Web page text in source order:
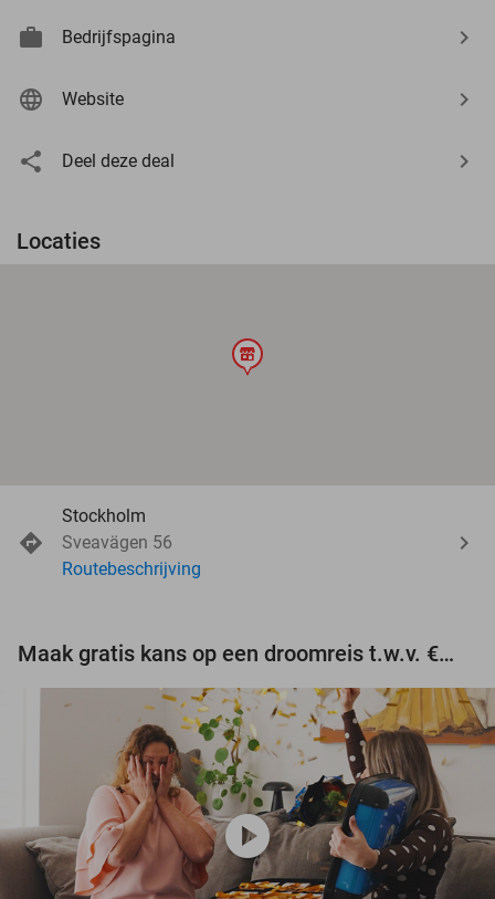
Bedrijfspagina
Website
Deel deze deal
Locaties
store
Stockholm
Sveavägen 56
Routebeschrijving
Maak gratis kans op een droomreis t.w.v. €3.000!
play_circle